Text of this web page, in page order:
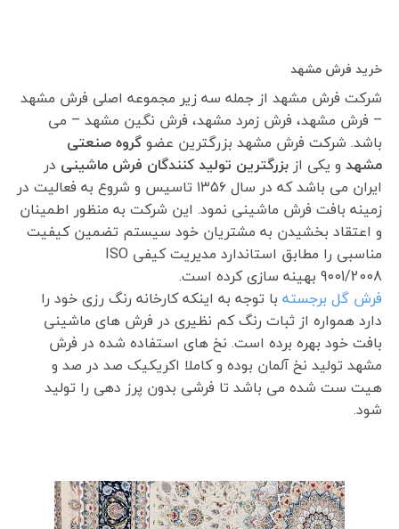
خرید فرش مشهد
شرکت فرش مشهد از جمله سه زیر مجموعه اصلی فرش مشهد
– فرش مشهد، فرش زمرد مشهد، فرش نگین مشهد – می
باشد. شرکت فرش مشهد بزرگترین عضوگروه صنعتی
مشهدو یکی از بزرگترین تولید کنندگان فرش ماشینی در
ایران می باشد که در سال ۱۳۵۶ تاسیس و شروع به فعالیت در
زمینه بافت فرش ماشینی نمود. این شرکت به منظور اطمینان
و اعتقاد بخشیدن به مشتریان خود سیستم تضمین کیفیت
مناسبی را مطابق استاندارد مدیریت کیفی ISO
9001/2008 بهینه سازی کرده است.
فرش گل برجستهبا توجه به اینکه کارخانه رنگ رزی خود را
دارد همواره از ثبات رنگ کم نظیری در فرش های ماشینی
بافت خود بهره برده است. نخ های استفاده شده در فرش
مشهد تولید نخ آلمان بوده و کاملا اکریکیک صد در صد و
هیت ست شده می باشد تا فرشی بدون پرز دهی را تولید
شود.